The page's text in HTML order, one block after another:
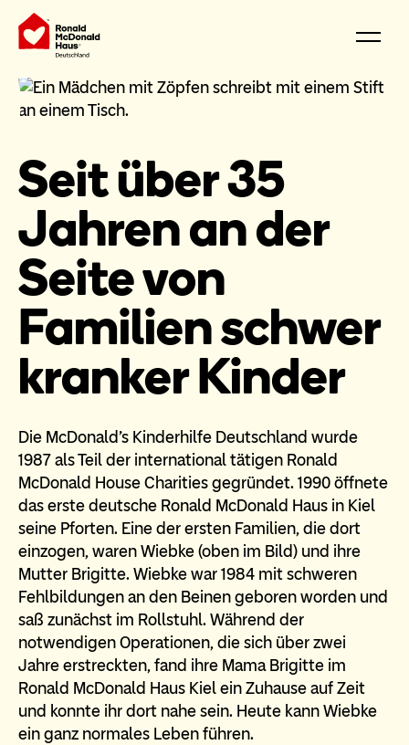
Seit über 35
Jahren an der
Seite von
Familien schwer
kranker Kinder
Die McDonald's Kinderhilfe Deutschland wurde
1987 als Teil der international tätigen Ronald
McDonald House Charities gegründet. 1990 öffnete
das erste deutsche Ronald McDonald Haus in Kiel
seine Pforten. Eine der ersten Familien, die dort
einzogen, waren Wiebke (oben im Bild) und ihre
Mutter Brigitte. Wiebke war 1984 mit schweren
Fehlbildungen an den Beinen geboren worden und
saß zunächst im Rollstuhl. Während der
notwendigen Operationen, die sich über zwei
Jahre erstreckten, fand ihre Mama Brigitte im
Ronald McDonald Haus Kiel ein Zuhause auf Zeit
und konnte ihr dort nahe sein. Heute kann Wiebke
ein ganz normales Leben führen.